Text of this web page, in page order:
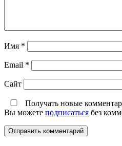
Имя *
Email *
Сайт
Получать новые
Вы можете подписаться без